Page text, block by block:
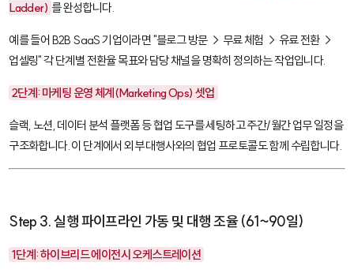
Ladder) 를 완성합니다.
예를 들어 B2B SaaS 기업이라면 "블로그 방문 → 무료 체험 → 유료 전환 →
업셀링" 각 단계별 전환율 목표와 담당 채널을 명확히 정의하는 작업입니다.
2단계: 마케팅 운영 체계(Marketing Ops) 셋업
슬랙 노션 , 데이터 분석 플랫폼 등 협업 도구를 세팅하고 주간/월간 업무 일정을
구조화합니다. 이 단계에서 외부 대행사와의 협업 프로토콜도 함께 수립합니다.
Step 3. 실행 파이프라인 가동 및 대행 조율 (61~90일)
1단계: 하이브리드 에이전시 오케스트레이션